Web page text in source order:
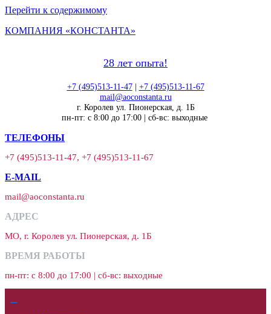
Перейти к содержимому
КОМПАНИЯ «КОНСТАНТА»
28 лет опыта!
+7 (495)513-11-47| +7 (495)513-11-67
mail@aoconstanta.ru
г. Королев ул. Пионерская, д. 1Б
пн-пт: с 8:00 до 17:00 | сб-вс: выходные
ТЕЛЕФОНЫ
+7 (495)513-11-47, +7 (495)513-11-67
E-MAIL
mail@aoconstanta.ru
АДРЕС
МО, г. Королев ул. Пионерская, д. 1Б
ВРЕМЯ РАБОТЫ
пн-пт: с 8:00 до 17:00 | сб-вс: выходные